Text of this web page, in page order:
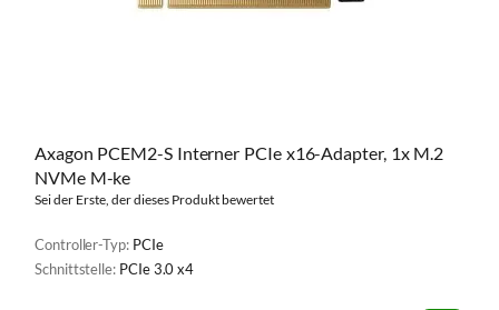
Axagon PCEM2-S Interner PCIe x16-Adapter, 1x M.2
NVMe M-ke
Sei der Erste, der dieses Produkt bewertet
Controller-Typ: PCIe
Schnittstelle: PCIe 3.0 x4